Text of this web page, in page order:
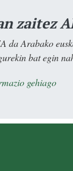
zaitez
da Arabako
bat egin
gehiago